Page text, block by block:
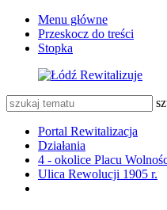
Menu główne
Przeskocz do treści
Stopka
Portal Rewitalizacja
Działania
4 - okolice Placu
Ulica Rewolucji 1905 r.